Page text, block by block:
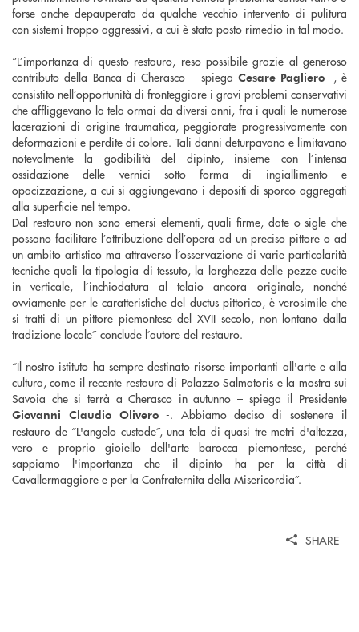
forse anche depauperata da qualche vecchio intervento di pulitura
con sistemi troppo aggressivi, a cui è stato posto rimedio in tal modo.
“L’importanza di questo restauro, reso possibile grazie al generoso
contributo della Banca di Cherasco – spiegaCesare Pagliero -, è
consistito nell’opportunità di fronteggiare i gravi problemi conservativi
che affliggevano la tela ormai da diversi anni, fra i quali le numerose
lacerazioni di origine traumatica, peggiorate progressivamente con
deformazioni e perdite di colore. Tali danni deturpavano e limitavano
notevolmente la godibilità del dipinto, insieme con l’intensa
ossidazione delle vernici sotto forma di ingiallimento e
opacizzazione, a cui si aggiungevano i depositi di sporco aggregati
alla superficie nel tempo.
Dal restauro non sono emersi elementi, quali firme, date o sigle che
possano facilitare l’attribuzione dell’opera ad un preciso pittore o ad
un ambito artistico ma attraverso l’osservazione di varie particolarità
tecniche quali la tipologia di tessuto, la larghezza delle pezze cucite
in verticale, l’inchiodatura al telaio ancora originale, nonché
ovviamente per le caratteristiche del ductus pittorico, è verosimile che
si tratti di un pittore piemontese del XVII secolo, non lontano dalla
tradizione locale” conclude l’autore del restauro.
“Il nostro istituto ha sempre destinato risorse importanti all'arte e alla
cultura, come il recente restauro di Palazzo Salmatoris e la mostra sui
Savoia che si terrà a Cherasco in autunno – spiega il Presidente
Giovanni Claudio Olivero-. Abbiamo deciso di sostenere il
restauro de “L'angelo custode”, una tela di quasi tre metri d'altezza,
vero e proprio gioiello dell'arte barocca piemontese, perché
sappiamo l'importanza che il dipinto ha per la città di
Cavallermaggiore e per la Confraternita della Misericordia”.
SHARE